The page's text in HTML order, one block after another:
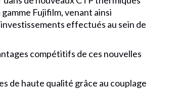
Fujifilm, venant ainsi
effectués au sein de
compétitifs de ces nouvelles
de haute qualité grâce au couplage